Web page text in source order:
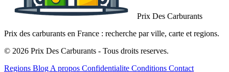
Prix Des Carburants
Prix des carburants en France : recherche par ville, carte et regions.
© 2026 Prix Des Carburants - Tous droits reserves.
Regions Blog A propos Confidentialite Conditions Contact